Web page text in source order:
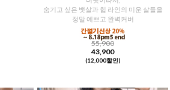
숨기고 싶은 뱃살과 힙 라인의 미운 살들을
정말 예쁘고 완벽커버
55,900
43,900
(12,000할인)